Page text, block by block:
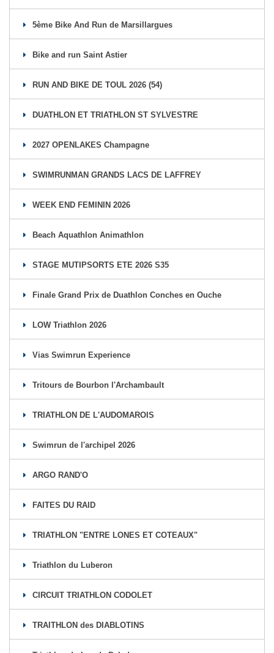
5ème Bike And Run de Marsillargues
Bike and run Saint Astier
RUN AND BIKE DE TOUL 2026 (54)
DUATHLON ET TRIATHLON ST SYLVESTRE
2027 OPENLAKES Champagne
SWIMRUNMAN GRANDS LACS DE LAFFREY
WEEK END FEMININ 2026
Beach Aquathlon Animathlon
STAGE MUTIPSORTS ETE 2026 S35
Finale Grand Prix de Duathlon Conches en Ouche
LOW Triathlon 2026
Vias Swimrun Experience
Tritours de Bourbon l'Archambault
TRIATHLON DE L'AUDOMAROIS
Swimrun de l'archipel 2026
ARGO RAND'O
FAITES DU RAID
TRIATHLON "ENTRE LONES ET COTEAUX"
Triathlon du Luberon
CIRCUIT TRIATHLON CODOLET
TRAITHLON des DIABLOTINS